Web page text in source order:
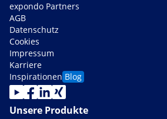
expondo Partners
AGB
Datenschutz
Cookies
Impressum
Karriere
Inspirationen Blog
Unsere Produkte